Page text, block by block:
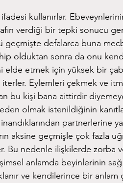
kullanırlar.
verdiği bir tepki sonucu
defalarca buna
olduktan sonra da onu
etmek için yüksek bir
iterler. Eylemleri çekmek ve
bu kişi bana aittirdir
olmak istenildiğinin
partnerlerine ya
aksine geçmişle çok fazla
Bu nedenle ilişkilerde zorba
anlamda beyinlerinin sağ
ve kendilerince bir anlam